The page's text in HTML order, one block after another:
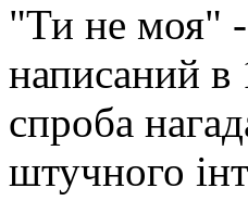
"Ти не моя" -
написаний в
спроба
штучного